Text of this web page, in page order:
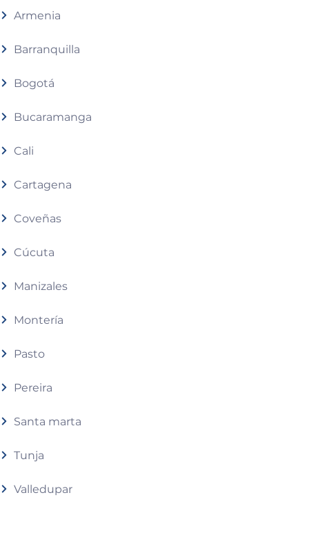
Armenia
Barranquilla
Bogotá
Bucaramanga
Cali
Cartagena
Coveñas
Cúcuta
Manizales
Montería
Pasto
Pereira
Santa marta
Tunja
Valledupar